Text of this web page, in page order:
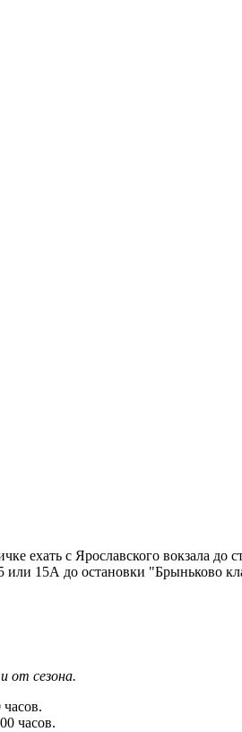
ехать с Ярославского вокзала
или 15А до остановки "Брыньково
от сезона.
часов.